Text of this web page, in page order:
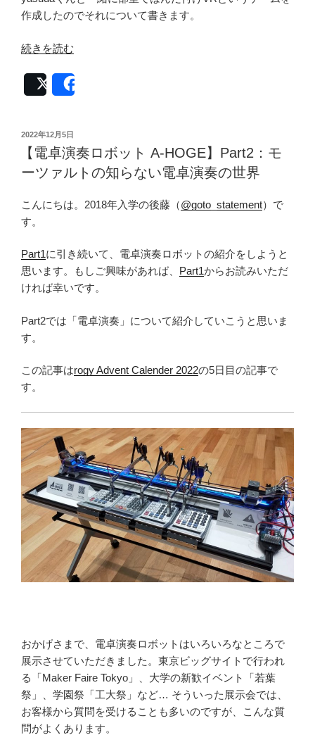
編”
作成したのでそれについて書きます。
“は
付
VR
作
み
た
プ
ロ
ジ
ク
ト
画
編”
続きを読む
Post
投
日:
2022年12月5日
【電卓演奏ロボット A-HOGE】Part2：モ
ーツァルトの知らない電卓演奏の世界
こんにちは。2018年入学の後藤（@goto_statement）で
す。
Part1に引き続いて、電卓演奏ロボットの紹介をしようと
思います。もしご興味があれば、 Part1からお読みいただ
ければ幸いです。
Part2では「電卓演奏」について紹介していこうと思いま
す。
この記事はrogy Advent Calender 2022の5日目の記事で
す。
おかげさまで、電卓演奏ロボットはいろいろなところで
展示させていただきました。東京ビッグサイトで行われ
る「Maker Faire Tokyo」、大学の新歓イベント「若葉
祭」、学園祭「工大祭」など… そういった展示会では、
お客様から質問を受けることも多いのですが、こんな質
問がよくあります。